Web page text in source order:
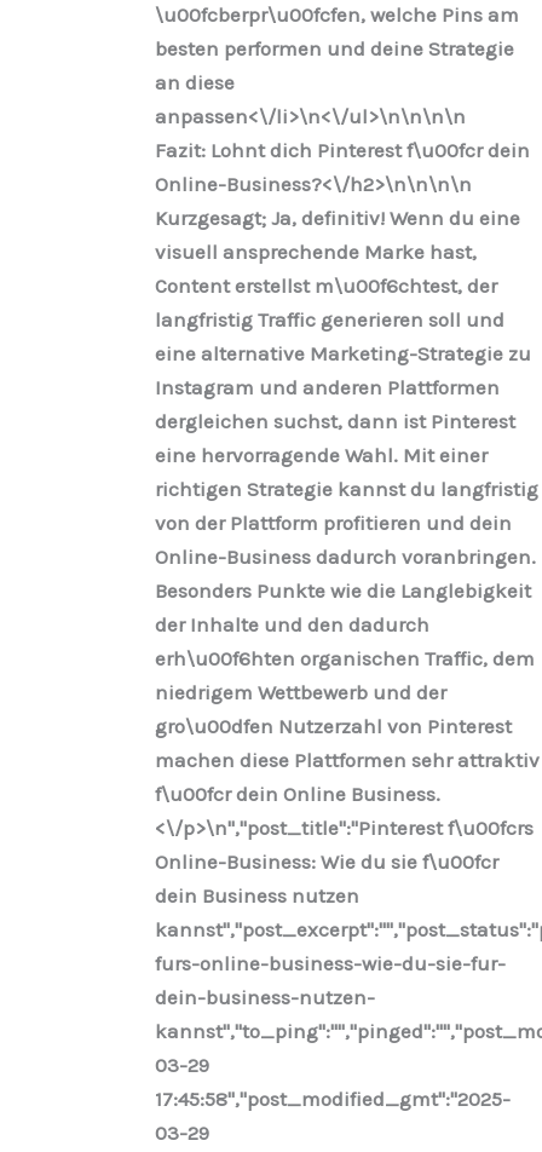
\u00fcberpr\u00fcfen, welche Pins am
besten performen und deine Strategie
an diese
anpassen<\/li>\n<\/ul>\n\n\n\n
Fazit: Lohnt dich Pinterest f\u00fcr dein
Online-Business?<\/h2>\n\n\n\n
Kurzgesagt; Ja, definitiv! Wenn du eine
visuell ansprechende Marke hast,
Content erstellst m\u00f6chtest, der
langfristig Traffic generieren soll und
eine alternative Marketing-Strategie zu
Instagram und anderen Plattformen
dergleichen suchst, dann ist Pinterest
eine hervorragende Wahl. Mit einer
richtigen Strategie kannst du langfristig
von der Plattform profitieren und dein
Online-Business dadurch voranbringen.
Besonders Punkte wie die Langlebigkeit
der Inhalte und den dadurch
erh\u00f6hten organischen Traffic, dem
niedrigem Wettbewerb und der
gro\u00dfen Nutzerzahl von Pinterest
machen diese Plattformen sehr attraktiv
f\u00fcr dein Online Business.
<\/p>\n","post_title":"Pinterest f\u00fcrs
Online-Business: Wie du sie f\u00fcr
dein Business nutzen
furs-online-business-wie-du-sie-fur-
dein-business-nutzen-
03-29
17:45:58","post_modified_gmt":"2025-
03-29